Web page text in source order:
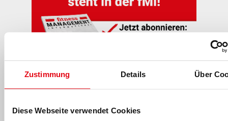
Zustimmung Details Über
Diese Webseite verwendet Cookies